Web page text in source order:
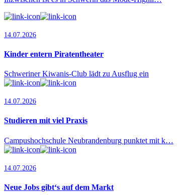
14.07.2026
Kinder entern Piratentheater
Schweriner Kiwanis-Club lädt zu Ausflug ein
14.07.2026
Studieren mit viel Praxis
Campushochschule Neubrandenburg punktet mit k…
14.07.2026
Neue Jobs gibt‘s auf dem Markt